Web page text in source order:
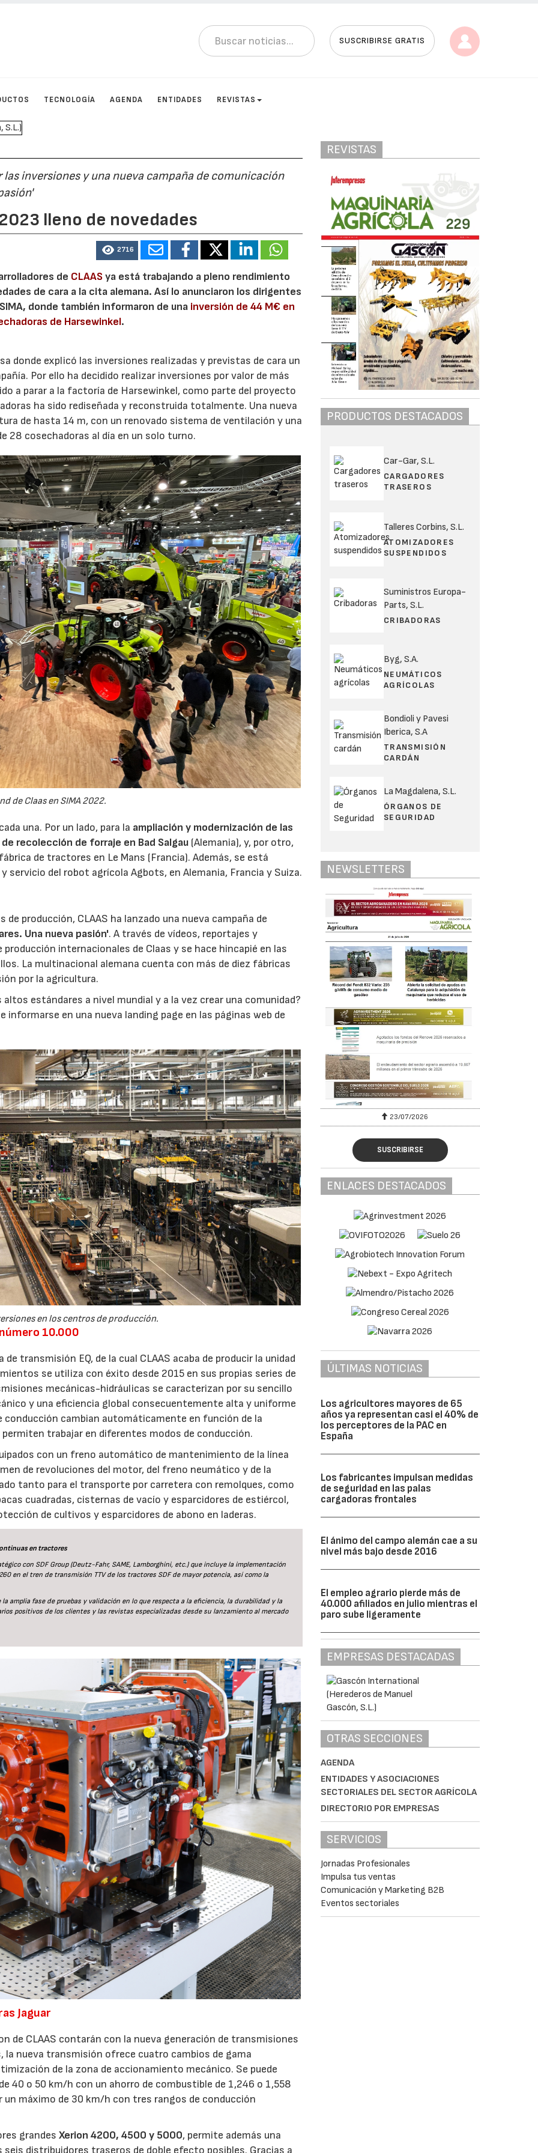
SUSCRIBIRSE GRATIS
TECNOLOGÍA AGENDA ENTIDADES REVISTAS
inversiones y una nueva campaña de comunicación
lleno de novedades
2716
de CLAAS ya está trabajando a pleno rendimiento
de cara a la cita alemana. Así lo anunciaron los dirigentes
donde también informaron de una inversión de 44 M€ en
de Harsewinkel.
donde explicó las inversiones realizadas y previstas de cara un
Por ello ha decidido realizar inversiones por valor de más
a parar a la factoría de Harsewinkel, como parte del proyecto
ha sido rediseñada y reconstruida totalmente. Una nueva
de hasta 14 m, con un renovado sistema de ventilación y una
28 cosechadoras al día en un solo turno.
de Claas en SIMA 2022.
una. Por un lado, para la ampliación y modernización de las
recolección de forraje en Bad Salgau (Alemania), y, por otro,
de tractores en Le Mans (Francia). Además, se está
servicio del robot agrícola Agbots, en Alemania, Francia y Suiza.
producción, CLAAS ha lanzado una nueva campaña de
Una nueva pasión'. A través de vídeos, reportajes y
internacionales de Claas y se hace hincapié en las
La multinacional alemana cuenta con más de diez fábricas
por la agricultura.
estándares a nivel mundial y a la vez crear una comunidad?
informarse en una nueva landing page en las páginas web de
en los centros de producción.
10.000
transmisión EQ, de la cual CLAAS acaba de producir la unidad
se utiliza con éxito desde 2015 en sus propias series de
mecánicas-hidráulicas se caracterizan por su sencillo
y una eficiencia global consecuentemente alta y uniforme
conducción cambian automáticamente en función de la
trabajar en diferentes modos de conducción.
con un freno automático de mantenimiento de la línea
de revoluciones del motor, del freno neumático y de la
tanto para el transporte por carretera con remolques, como
cuadradas, cisternas de vacío y esparcidores de estiércol,
de cultivos y esparcidores de abono en laderas.
en tractores
con SDF Group (Deutz-Fahr, SAME, Lamborghini, etc.) que incluye la implementación
en el tren de transmisión TTV de los tractores SDF de mayor potencia, así como la
amplia fase de pruebas y validación en lo que respecta a la eficiencia, la durabilidad y la
positivos de los clientes y las revistas especializadas desde su lanzamiento al mercado
Jaguar
de CLAAS contarán con la nueva generación de transmisiones
la nueva transmisión ofrece cuatro cambios de gama
de la zona de accionamiento mecánico. Se puede
40 o 50 km/h con un ahorro de combustible de 1,246 o 1,558
máximo de 30 km/h con tres rangos de conducción
grandesXerion 4200, 4500 y 5000, permite además una
distribuidores traseros de doble efecto posibles. Gracias a
REVISTAS
PRODUCTOS DESTACADOS
Car-Gar, S.L.
CARGADORES
TRASEROS
Talleres Corbins, S.L.
ATOMIZADORES
SUSPENDIDOS
Suministros Europa-
Parts, S.L.
CRIBADORAS
Byg, S.A.
NEUMÁTICOS
AGRÍCOLAS
Bondioli y Pavesi
Iberica, S.A
TRANSMISIÓN
CARDÁN
La Magdalena, S.L.
ÓRGANOS DE
SEGURIDAD
NEWSLETTERS
23/07/2026 27/07/2026
SUSCRIBIRSE
ENLACES DESTACADOS
ÚLTIMAS NOTICIAS
Los agricultores mayores de 65
años ya representan casi el 40% de
los perceptores de la PAC en
España
Los fabricantes impulsan medidas
de seguridad en las palas
cargadoras frontales
El ánimo del campo alemán cae a su
nivel más bajo desde 2016
El empleo agrario pierde más de
40.000 afiliados en julio mientras el
paro sube ligeramente
EMPRESAS DESTACADAS
OTRAS SECCIONES
AGENDA
ENTIDADES Y ASOCIACIONES
SECTORIALES DEL SECTOR AGRÍCOLA
DIRECTORIO POR EMPRESAS
SERVICIOS
Jornadas Profesionales
Impulsa tus ventas
Comunicación y Marketing B2B
Eventos sectoriales